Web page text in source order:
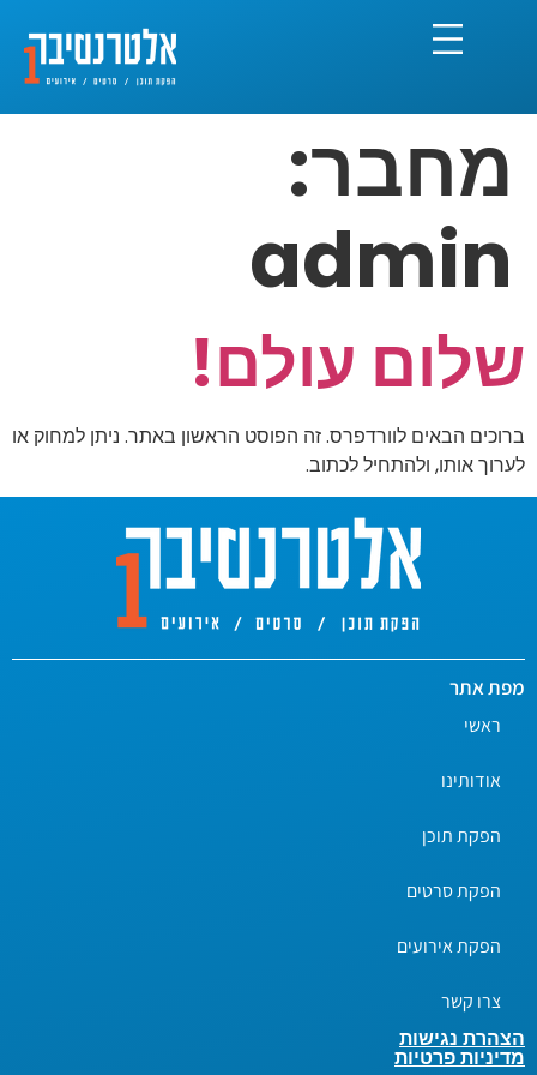
מחבר:
admin
שלום עולם!
ברוכים הבאים לוורדפרס. זה הפוסט הראשון באתר. ניתן למחוק או
לערוך אותו, ולהתחיל לכתוב.
מפת אתר
ראשי
אודותינו
הפקת תוכן
הפקת סרטים
הפקת אירועים
צרו קשר
הצהרת נגישות
מדיניות פרטיות